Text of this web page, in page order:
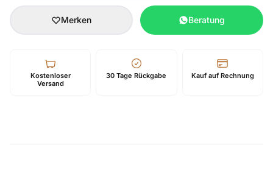
Merken Beratung
Kostenloser
Versand
30 Tage Rückgabe Kauf auf Rechnung